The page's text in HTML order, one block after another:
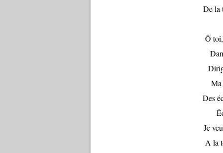
De la
Ô
Ma
Des
Je
A la